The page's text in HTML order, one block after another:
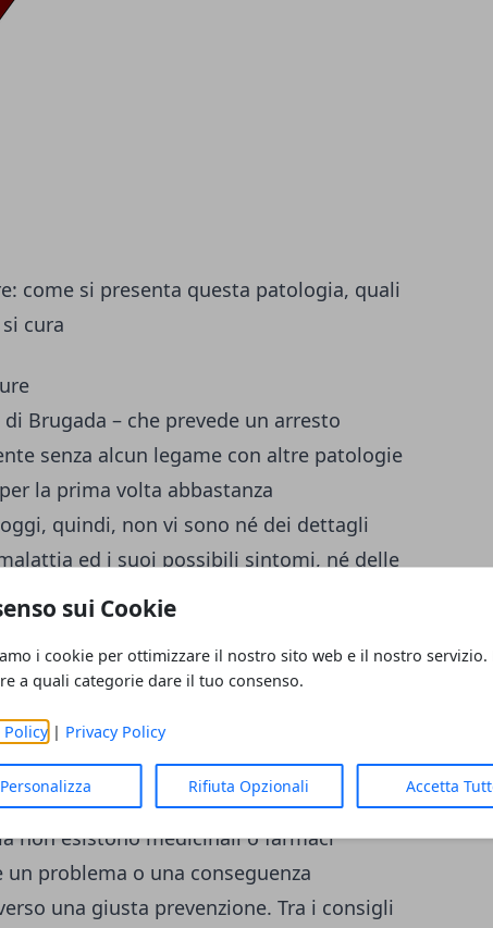
sui Cookie
i cookie per ottimizzare il nostro sito web e il nostro servizio.
a quali categorie dare il tuo consenso.
Policy| Privacy Policy
Personalizza Rifiuta Opzionali Accetta
come si presenta questa patologia, quali
cura
Brugada – che prevede un arresto
senza alcun legame con altre patologie
la prima volta abbastanza
quindi, non vi sono né dei dettagli
ed i suoi possibili sintomi, né delle
essere di aiuto per comprendere
La sindrome di Brugada, quindi,
tipica, che può rendere facile la
In presenza di respiro notturno
tachicardia ventricolare, sincope, storia
bene quindi effettuare un test di
anche sulle possibili cure si sa ben
non esistono medicinali o farmaci
problema o una conseguenza
una giusta prevenzione. Tra i consigli